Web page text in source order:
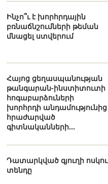
Ինչո՞ւ է խորհրդային
բռնաճնշումների թեման
մնացել ստվերում
Հայոց ցեղասպանության
թանգարան-ինստիտուտի
հոգաբարձուների
խորհրդի անդամությունից
հրաժարված
գիտնականների...
Դատարկված գյուղի ոսկու
տենդը